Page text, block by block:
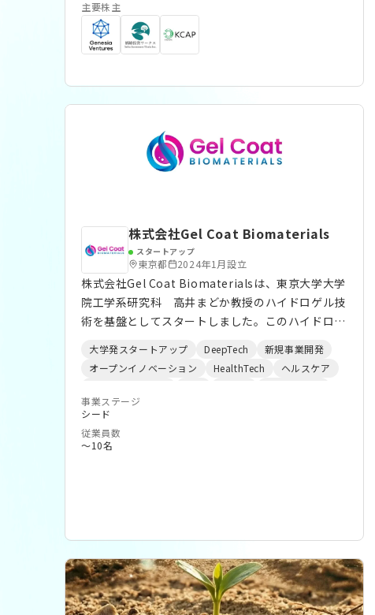
Focus, Forward, Future.」のもと、人と食をつな
ぐ新たなインフラを世界に広げていきます。 ■自
社の優位性・独自性、得意とする分野 訪問営業に
問なしのオンラインで導入を完了し、圧倒的な低価
格を実現。モジュール設計により、離島の個人店か
ら上場チェーン・テーマパークまで幅広く対応しま
マーケティングなど店長業務をAIが代行する世界
を、業界の先頭でつくっています。 ■funfoならで
はの強み (1) 訪問ゼロ・低価格で「届かなかった
店」に届ける 訪問営業に頼らず、90%の店舗がオ
ンラインのみで導入を完了。月額0円から始められ
る低価格設計で、これまで高額なPOSに手が届かな
た。フリーミアム×ローコスト構造により、高い有
料転換率と低いチャーン率を両立しています。 (2)
個人店からテーマパークまで対応するモジュール設
計 必要な機能だけを組み合わせるモジュール型プ
ロダクトにより、離島の個人店から上場チェーン、
テーマパークまで同一基盤でカバー。イオングルー
API連携、日経・京都新聞・Forbes等での紹介を通
じて信頼を積み上げてきました。2025年2月には世
界最速クラスの飲食特化型「funfo AI」をリリース
主要株主
株式会社Gel Coat Biomaterials
スタートアップ
東京都 2024年1月設立
株式会社Gel Coat Biomaterialsは、東京大学大学
院工学系研究科 高井まどか教授のハイドロゲル技
術を基盤としてスタートしました。このハイドロゲ
ことができるアメーバのような特徴があります。こ
のアメーバハイドロゲルが生体物質を内包する状態
では生体物質は安定化しながらも優れた機能を発現
します。 わたしたちは、アメーバハイドロゲルに
よる安定化技術によって、これまで利用できなかっ
た環境、用途、期間において生体物質を利用し、生
て、社会課題の解決に挑戦します。
大学発スタートアップ DeepTech
新規事業開発
オープンイノベーション
HealthTech
ヘルスケア
FoodTech
CleanTech
事業ステージ
シード
従業員数
〜10名